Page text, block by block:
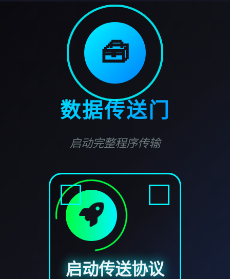
🧰
数据传送门
启动完整程序传输
启动传送协议